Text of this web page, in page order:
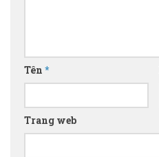
Tên *
Trang web